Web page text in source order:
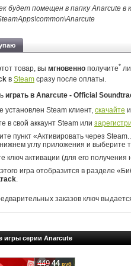
будет помещен в папку Anarcute в
товар, вы мгновенно получите*
в Steam сразу после оплаты.
играть в Anarcute - Official
установлен Steam клиент, скачайте
в свой аккаунт Steam или
пункт «Активировать через
углу приложения и выберите
ключ активации (для его получения
игра отобразится в разделе
.
заказов ключ
игры серии Anarcute
449 44руб